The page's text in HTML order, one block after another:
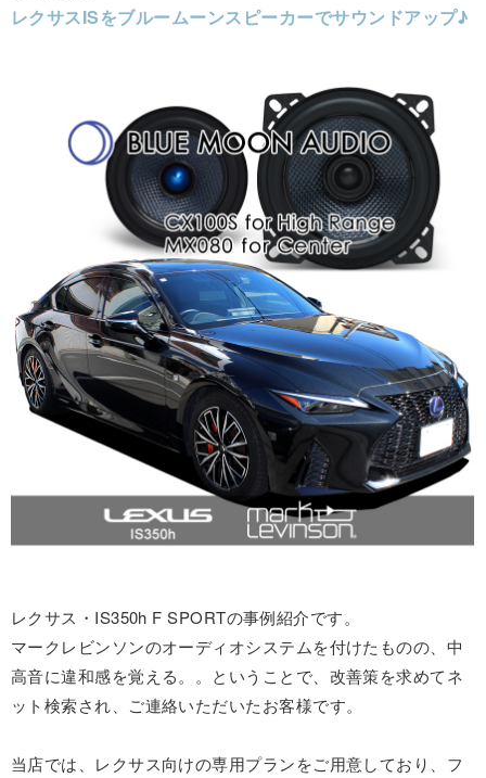
レクサスISをブルームーンスピーカーでサウンドアップ♪
レクサス・IS350h F SPORTの事例紹介です。
マークレビンソンのオーディオシステムを付けたものの、中
高音に違和感を覚える。。ということで、改善策を求めてネ
ット検索され、ご連絡いただいたお客様です。
当店では、レクサス向けの専用プランをご用意しており、フ